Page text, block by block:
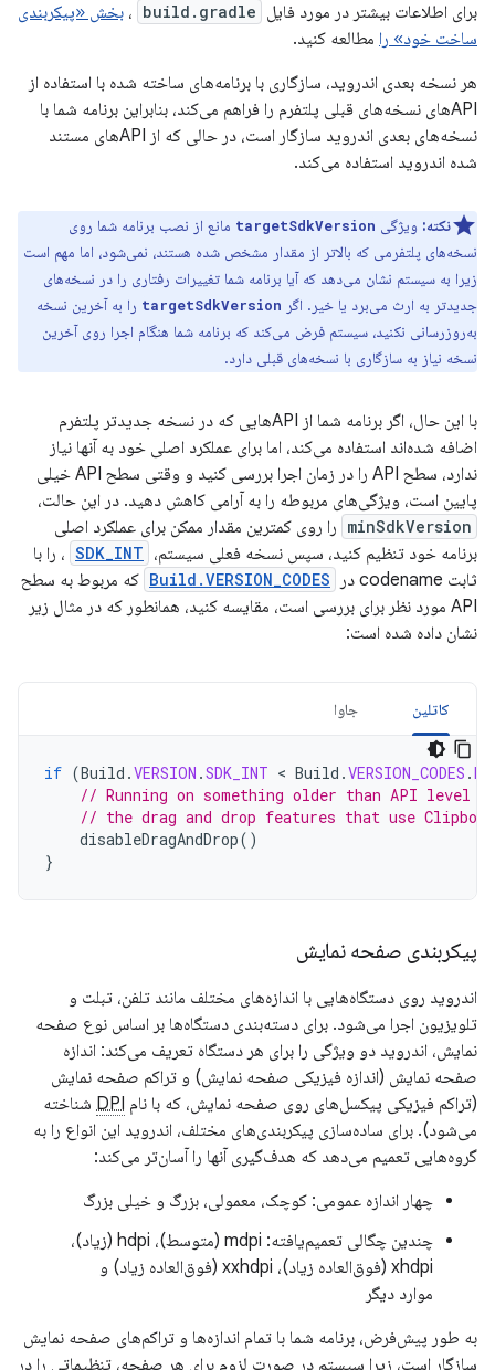
برای اطلاعات بیشتر در مورد فایل build.gradle ، بخش «پیکربندی
ساخت خود» را مطالعه کنید.
هر نسخه بعدی اندروید، سازگاری با برنامه‌های ساخته شده با استفاده از
APIهای نسخه‌های قبلی پلتفرم را فراهم می‌کند، بنابراین برنامه شما با
نسخه‌های بعدی اندروید سازگار است، در حالی که از APIهای مستند
شده اندروید استفاده می‌کند.
نکته: ویژگی targetSdkVersion مانع از نصب برنامه شما روی
نسخه‌های پلتفرمی که بالاتر از مقدار مشخص شده هستند، نمی‌شود، اما مهم است
زیرا به سیستم نشان می‌دهد که آیا برنامه شما تغییرات رفتاری را در نسخه‌های
جدیدتر به ارث می‌برد یا خیر. اگر targetSdkVersion را به آخرین نسخه
به‌روزرسانی نکنید، سیستم فرض می‌کند که برنامه شما هنگام اجرا روی آخرین
نسخه نیاز به سازگاری با نسخه‌های قبلی دارد.
با این حال، اگر برنامه شما از APIهایی که در نسخه جدیدتر پلتفرم
اضافه شده‌اند استفاده می‌کند، اما برای عملکرد اصلی خود به آنها نیاز
ندارد، سطح API را در زمان اجرا بررسی کنید و وقتی سطح API خیلی
پایین است، ویژگی‌های مربوطه را به آرامی کاهش دهید. در این حالت،
minSdkVersion را روی کمترین مقدار ممکن برای عملکرد اصلی
برنامه خود تنظیم کنید، سپس نسخه فعلی سیستم، SDK_INT ، را با
ثابت codename در
Build.VERSION_CODES که مربوط به سطح
API مورد نظر برای بررسی است، مقایسه کنید، همانطور که در مثال زیر
نشان داده شده است:
کاتلین جاوا
if (Build .VERSION .SDK_INT < Build .VERSION_CODES .
// Running on something older than API level
// the drag and drop features that use
disableDragAndDrop()
}
پیکربندی صفحه نمایش
اندروید روی دستگاه‌هایی با اندازه‌های مختلف مانند تلفن، تبلت و
تلویزیون اجرا می‌شود. برای دسته‌بندی دستگاه‌ها بر اساس نوع صفحه
نمایش، اندروید دو ویژگی را برای هر دستگاه تعریف می‌کند: اندازه
صفحه نمایش (اندازه فیزیکی صفحه نمایش) و تراکم صفحه نمایش
(تراکم فیزیکی پیکسل‌های روی صفحه نمایش، که با نام DPI شناخته
می‌شود). برای ساده‌سازی پیکربندی‌های مختلف، اندروید این انواع را به
گروه‌هایی تعمیم می‌دهد که هدف‌گیری آنها را آسان‌تر می‌کند:
چهار اندازه عمومی: کوچک، معمولی، بزرگ و خیلی بزرگ
چندین چگالی تعمیم‌یافته: mdpi (متوسط)، hdpi (زیاد)،
xhdpi (فوق‌العاده زیاد)، xxhdpi (فوق‌العاده زیاد) و
موارد دیگر
به طور پیش‌فرض، برنامه شما با تمام اندازه‌ها و تراکم‌های صفحه نمایش
سازگار است، زیرا سیستم در صورت لزوم برای هر صفحه، تنظیماتی را در